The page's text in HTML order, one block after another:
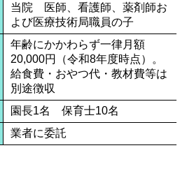
当院 医師、看護師、薬剤師お
よび医療技術局職員の子
年齢にかかわらず一律月額
20,000円（令和8年度時点）。
給食費・おやつ代・教材費等は
別途徴収
園長1名 保育士10名
業者に委託